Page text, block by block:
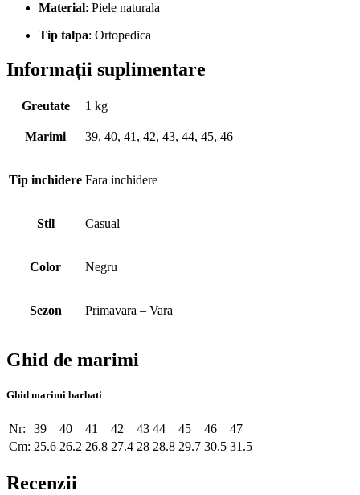
Material: Piele naturala
Tip talpa: Ortopedica
Informații suplimentare
Greutate 1 kg
Marimi 39, 40, 41, 42, 43, 44, 45, 46
Tip inchidere Fara inchidere
Stil Casual
Color Negru
Sezon Primavara – Vara
Ghid de marimi
Ghid marimi barbati
Nr: 39 40 41 42 43 44 45 46
47
Cm: 25.6 26.2 26.8 27.4 28 28.8 29.7 30.5 31.5
Recenzii